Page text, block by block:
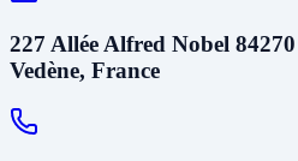
227 Allée Alfred Nobel 84270
Vedène, France